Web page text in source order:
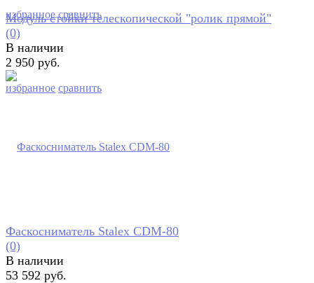
избранное сравнить
избранное сравнить
Модуль стойки телескопической "ролик прямой"
(0)
В наличии
2 950 руб.
Фаскосниматель Stalex CDM-80
(0)
В наличии
53 592 руб.